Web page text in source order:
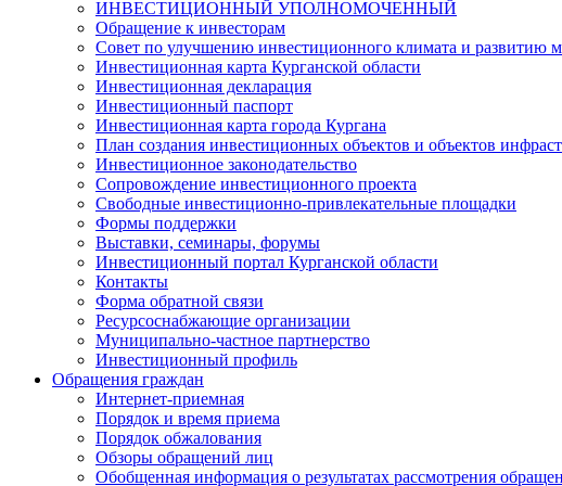
ИНВЕСТИЦИОННЫЙ УПОЛНОМОЧЕННЫЙ
Обращение к инвесторам
Совет по улучшению инвестиционного климата и развитию
Инвестиционная карта Курганской области
Инвестиционная декларация
Инвестиционный паспорт
Инвестиционная карта города Кургана
План создания инвестиционных объектов и объектов
Инвестиционное законодательство
Сопровождение инвестиционного проекта
Свободные инвестиционно-привлекательные площадки
Формы поддержки
Выставки, семинары, форумы
Инвестиционный портал Курганской области
Контакты
Форма обратной связи
Ресурсоснабжающие организации
Муниципально-частное партнерство
Инвестиционный профиль
Обращения граждан
Интернет-приемная
Порядок и время приема
Порядок обжалования
Обзоры обращений лиц
Обобщенная информация о результатах рассмотрения